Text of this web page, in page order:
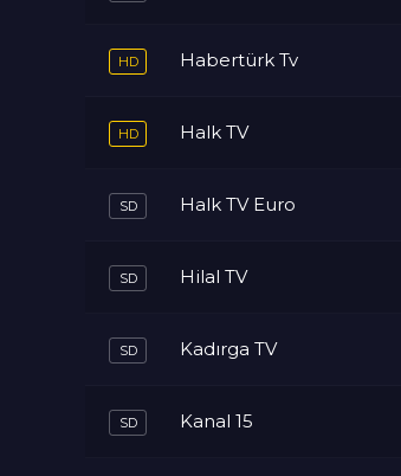
Habertürk Tv
Halk TV
Halk TV Euro
Hilal TV
Kadırga TV
Kanal 15